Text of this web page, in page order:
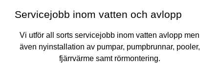
Servicejobb inom vatten och avlopp
Vi utför all sorts servicejobb inom vatten avlopp men
även nyinstallation av pumpar, pumpbrunnar, pooler,
fjärrvärme samt rörmontering.